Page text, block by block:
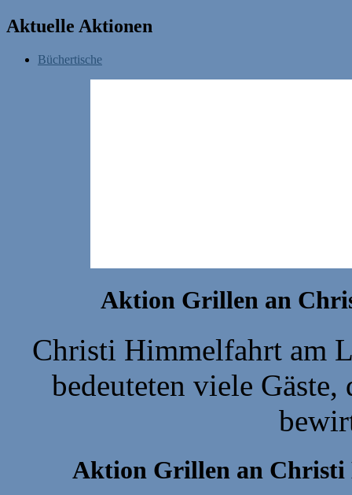
Aktuelle Aktionen
Büchertische
Aktion Grillen an
Christi Himmelfahrt am
bedeuteten viele
Aktion Grillen an Christi